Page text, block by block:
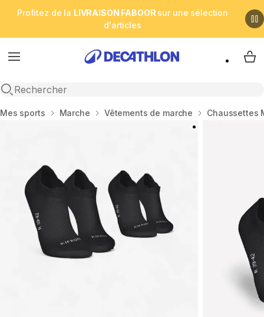
Profitez de la LIVRAISON FABOOR sur une sélection
d'articles
Menu
Open search
My
Accueil
Mes sports Marche Vêtements de marche Chaussettes